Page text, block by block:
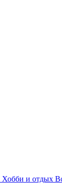
Хобби и отдых